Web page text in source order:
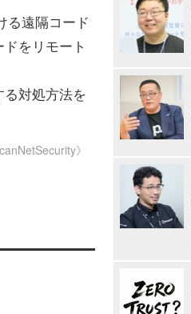
る遠隔コード
をリモート
対処方法を
》